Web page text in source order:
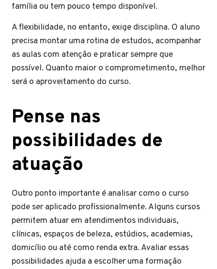
família ou tem pouco tempo disponível.
A flexibilidade, no entanto, exige disciplina. O aluno
precisa montar uma rotina de estudos, acompanhar
as aulas com atenção e praticar sempre que
possível. Quanto maior o comprometimento, melhor
será o aproveitamento do curso.
Pense nas
possibilidades de
atuação
Outro ponto importante é analisar como o curso
pode ser aplicado profissionalmente. Alguns cursos
permitem atuar em atendimentos individuais,
clínicas, espaços de beleza, estúdios, academias,
domicílio ou até como renda extra. Avaliar essas
possibilidades ajuda a escolher uma formação